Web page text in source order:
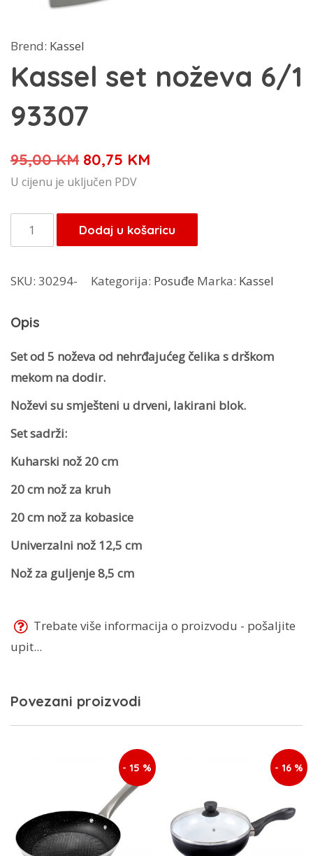
Brend: Kassel
Kassel set noževa 6/1
93307
95,00KM Izvorna
cijena
je:
95,00 KM.
80,75 KM
80,75 KM.
U cijenu je uključen PDV
Kassel
set
6/1
količina
Dodaj u košaricu
SKU: 30294- Kategorija: Posuđe Marka: Kassel
Opis
Set od 5 noževa od nehrđajućeg čelika s drškom
mekom na dodir.
Noževi su smješteni u drveni, lakirani blok.
Set sadrži:
Kuharski nož 20 cm
20 cm nož za kruh
20 cm nož za kobasice
Univerzalni nož 12,5 cm
Nož za guljenje 8,5 cm
Trebate više informacija o proizvodu - pošaljite
upit...
Povezani proizvodi
- 15 % - 16 %